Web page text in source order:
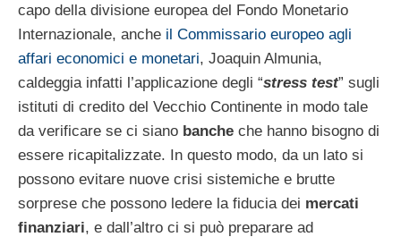
capo della divisione europea del Fondo Monetario
Internazionale, anche il Commissario europeo agli
affari economici e monetari, Joaquin Almunia,
caldeggia infatti l’applicazione degli “stress test” sugli
istituti di credito del Vecchio Continente in modo tale
da verificare se ci siano banche che hanno bisogno di
essere ricapitalizzate. In questo modo, da un lato si
possono evitare nuove crisi sistemiche e brutte
sorprese che possono ledere la fiducia dei mercati
finanziari, e dall’altro ci si può preparare ad